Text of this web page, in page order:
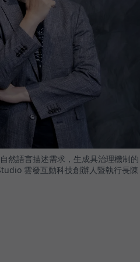
然語言描述需求，生成具治理機制的
雲發互動科技創辦人暨執行長陳